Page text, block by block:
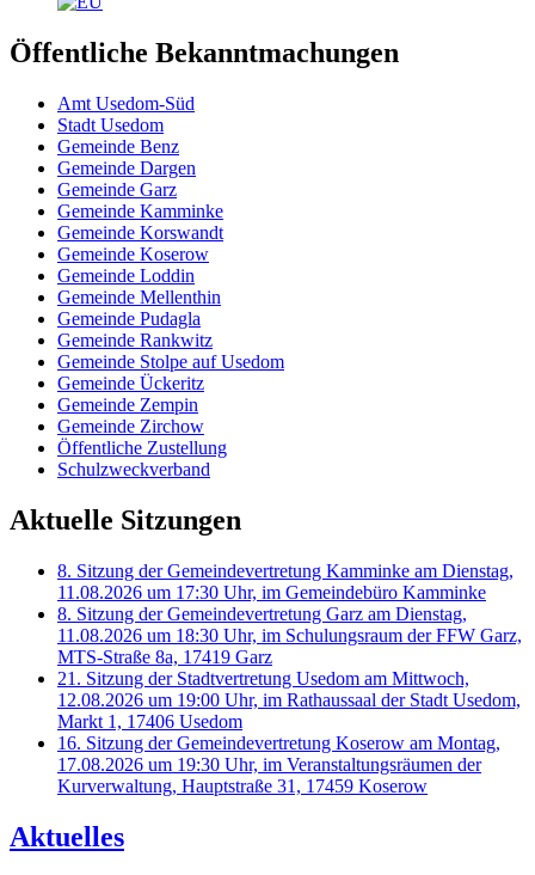
Öffentliche Bekanntmachungen
Amt Usedom-Süd
Stadt Usedom
Gemeinde Benz
Gemeinde Dargen
Gemeinde Garz
Gemeinde Kamminke
Gemeinde Korswandt
Gemeinde Koserow
Gemeinde Loddin
Gemeinde Mellenthin
Gemeinde Pudagla
Gemeinde Rankwitz
Gemeinde Stolpe auf Usedom
Gemeinde Ückeritz
Gemeinde Zempin
Gemeinde Zirchow
Öffentliche Zustellung
Schulzweckverband
Aktuelle Sitzungen
8. Sitzung der Gemeindevertretung Kamminke am Dienstag,
11.08.2026 um 17:30 Uhr, im Gemeindebüro Kamminke
8. Sitzung der Gemeindevertretung Garz am Dienstag,
11.08.2026 um 18:30 Uhr, im Schulungsraum der FFW Garz,
MTS-Straße 8a, 17419 Garz
21. Sitzung der Stadtvertretung Usedom am Mittwoch,
12.08.2026 um 19:00 Uhr, im Rathaussaal der Stadt Usedom,
Markt 1, 17406 Usedom
16. Sitzung der Gemeindevertretung Koserow am Montag,
17.08.2026 um 19:30 Uhr, im Veranstaltungsräumen der
Kurverwaltung, Hauptstraße 31, 17459 Koserow
Aktuelles